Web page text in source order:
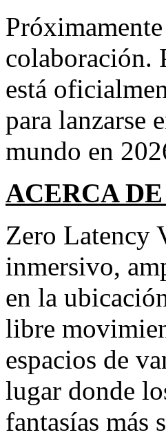
colaboración.
está
para lanzarse
mundo en
ACERCA
Zero Latency
inmersivo,
en la
libre
espacios de
lugar donde
fantasías más